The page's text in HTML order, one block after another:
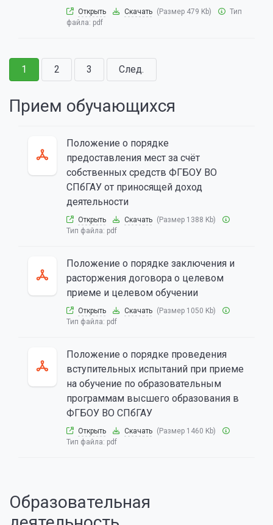
Открыть Скачать (Размер 479 Kb)
Тип
файла: pdf
1 2 3 След.
Прием обучающихся
Положение о порядке
предоставления мест за счёт
собственных средств ФГБОУ ВО
СПбГАУ от приносящей доход
деятельности
Открыть Скачать (Размер 1388 Kb)
Тип файла: pdf
Положение о порядке заключения и
расторжения договора о целевом
приеме и целевом обучении
Открыть Скачать (Размер 1050 Kb)
Тип файла: pdf
Положение о порядке проведения
вступительных испытаний при приеме
на обучение по образовательным
программам высшего образования в
ФГБОУ ВО СПбГАУ
Открыть Скачать (Размер 1460 Kb)
Тип файла: pdf
Образовательная